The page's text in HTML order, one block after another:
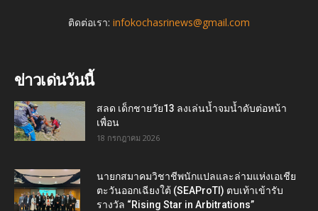
ติดต่อเรา: infokochasrinews@gmail.com
ข่าวเด่นวันนี้
สลด เด็กชายวัย13 ลงเล่นน้ำจมน้ำดับต่อหน้า
เพื่อน
18 กรกฎาคม 2026
นายกสมาคมวิชาชีพนักแปลและล่ามแห่งเอเชีย
ตะวันออกเฉียงใต้ (SEAProTI) ตบเท้าเข้ารับ
รางวัล “Rising Star in Arbitrations”